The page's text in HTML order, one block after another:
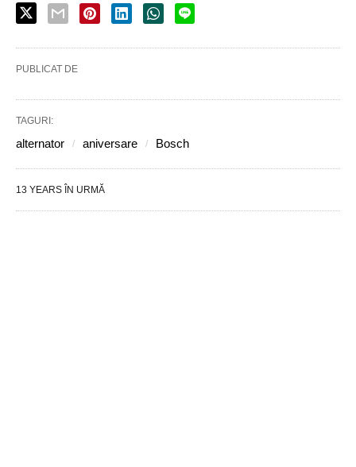
PUBLICAT DE
TAGURI:
alternator aniversare Bosch
13 YEARS ÎN URMĂ